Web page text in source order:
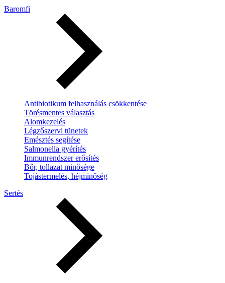
Baromfi
Antibiotikum felhasználás csökkentése
Törésmentes választás
Alomkezelés
Légzőszervi tünetek
Emésztés segítése
Salmonella gyérítés
Immunrendszer erősítés
Bőr, tollazat minősége
Tojástermelés, héjminőség
Sertés